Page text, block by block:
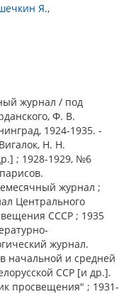
Я.
журнал / под
Ф. В.
1924-1935. -
Н. Н.
; 1928-1929, №6
журнал ;
Центрального
СССР ; 1935
журнал.
начальной и средней
ССР [и др.].
просвещения" ; 1931-